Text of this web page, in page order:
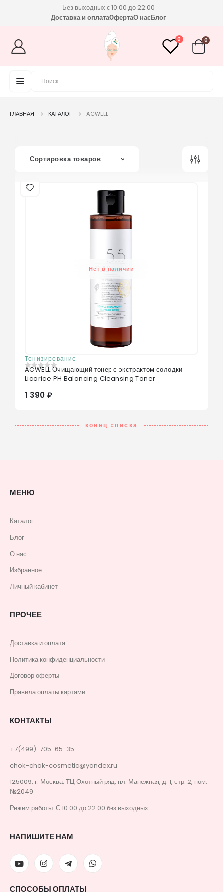
Без выходных с 10:00 до 22:00
Доставка и оплатаОфертаО насБлог
0 0
ГЛАВНАЯ КАТАЛОГ ACWELL
Сортировка товаров
Нет в наличии
Тонизирование
0из 5
ACWELL Очищающий тонер с экстрактом солодки
Licorice PH Balancing Cleansing Toner
1 390 ₽
конец списка
МЕНЮ
Каталог
Блог
О нас
Избранное
Личный кабинет
ПРОЧЕЕ
Доставка и оплата
Политика конфиденциальности
Договор оферты
Правила оплаты картами
КОНТАКТЫ
+7(499)-705-65-35
chok-chok-cosmetic@yandex.ru
125009, г. Москва, ТЦ Охотный ряд, пл. Манежная, д. 1, стр. 2, пом.
№2049
Режим работы: С 10:00 до 22:00 без выходных
НАПИШИТЕ НАМ
СПОСОБЫ ОПЛАТЫ